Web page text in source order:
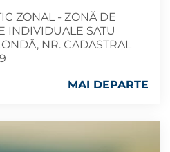
ZONAL - ZONĂ DE
INDIVIDUALE SATU
NR. CADASTRAL
MAI DEPARTE